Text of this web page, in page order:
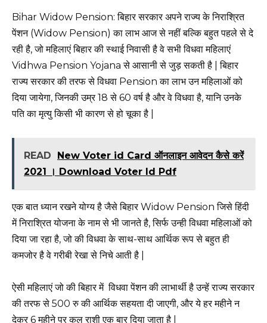
Bihar Widow Pension: बिहार सरकार अपने राज्य के निराश्रित
पेंशन (Widow Pension) का लाभ आज से नहीं बल्कि बहुत पहले से दे
रही है, जो महिलाएं बिहार की स्थाई निवासी है वे सभी विधवा महिलाएं
Vidhwa Pension Yojana से आसानी से जुड़ सकती है | बिहार
राज्य सरकार की तरफ से विधवा Pension का लाभ उन महिलाओं को
दिया जायेगा, जिनकी उम्र 18 से 60 वर्ष है और वे विधवा है, यानि उनके
पति का मृत्यु किसी भी कारण से हो चूका है |
READ
New Voter id Card ऑनलाइन आवेदन कैसे करें
2021 । Download Voter Id Pdf
एक बात ध्यान रखने योग्य है जैसे बिहार Widow Pension जिसे हिंदी
में निराश्रित योजना के नाम से भी जानते है, सिर्फ उन्ही विधवा महिलाओं को
दिया जा रहा है, जो की विधवा के साथ-साथ आर्थिक रूप से बहुत ही
कमजोर है वे गरीबी रेखा से निचे आती है |
ऐसी महिलाएं जो की बिहार में विधवा पेंशन की लाभार्थी है उन्हें राज्य सरकार
की तरफ से 500 रु की आर्थिक सहयता दी जाएगी, और ये हर महीने न
देकर 6 महीने पर कुल राशी एक बार दिया जाता है |